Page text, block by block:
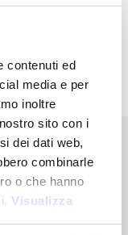
contenuti ed
media e per
inoltre
sito con i
dei dati web,
combinarle
o che hanno
Visualizza
cercando?
il tuo ordine